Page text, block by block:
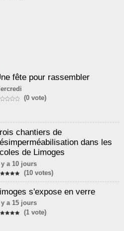
fête pour rassembler
(0 vote)
chantiers de
dans les
de Limoges
a 10 jours
(10 votes)
s'expose en verre
y a 15 jours
(1 vote)